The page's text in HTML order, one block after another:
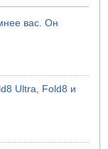
вас. Он
Ultra, Fold8 и